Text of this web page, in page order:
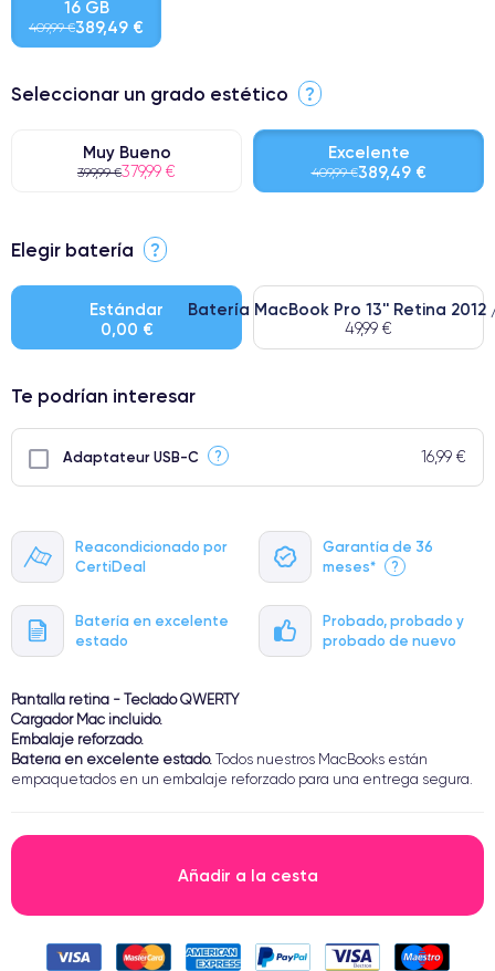
Reacondicionado por
CertiDeal
Garantía de 36
meses*
?
Batería en excelente
estado
Probado, probado y
probado de nuevo
16 GB
409,99 €389,49 €
Seleccionar un grado estético ?
Muy Bueno
399,99 €379,99 €
Excelente
409,99 €389,49 €
⭐ Premium
● Batería: uso intensivo.
● Solo el 5% de nuestros teléfonos tienen una categoría Premium.
Elegir batería ?
Estándar
0,00 €
Batería MacBook Pro 13'' Retina 2012
49,99 €
Te podrían interesar
Adaptateur USB-C ? 16,99 €
Pantalla retina - Teclado QWERTY
Cargador Mac incluido.
Embalaje reforzado.
Batería en excelente estado. Todos nuestros MacBooks están
empaquetados en un embalaje reforzado para una entrega segura.
Añadir a la cesta